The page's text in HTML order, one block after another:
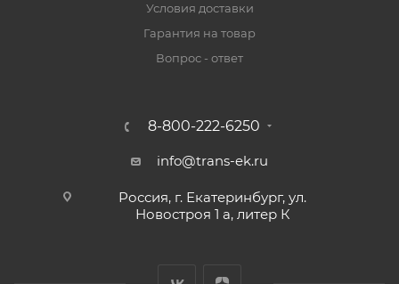
Условия доставки
Гарантия на товар
Вопрос - ответ
8-800-222-6250
info@trans-ek.ru
Россия, г. Екатеринбург, ул.
Новостроя 1 а, литер К